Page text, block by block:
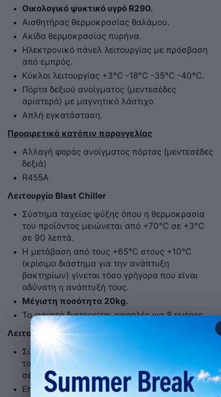
Οικολογικό ψυκτικό υγρό R290.
Αισθητήρας θερμοκρασίας θαλάμου.
Ακίδα θερμοκρασίας πυρήνα.
Ηλεκτρονικό πάνελ λειτουργίας με πρόσβαση
από εμπρός.
Κύκλοι λειτουργίας +3°C -18°C -35°C -40°C.
Πόρτα δεξιού ανοίγματος (μεντεσέδες
αριστερά) με μαγνητικό λάστιχο.
Απλή εγκατάσταση.
Προαιρετικά κατόπιν παραγγελίας
Αλλαγή φοράς ανοίγματος πόρτας (μεντεσέδες
δεξιά)
R455A
Λειτουργία Blast Chiller
Σύστημα ταχείας ψύξης όπου η θερμοκρασία
του προϊόντος μειώνεται από +70°C σε +3°C
σε 90 λεπτά.
Η μετάβαση από τους +65°C στους +10°C
(κρίσιμο διάστημα για την ανάπτυξη
βακτηρίων) γίνεται τόσο γρήγορα που είναι
αδύνατη η ανάπτυξή τους.
Μέγιστη ποσότητα 20kg.
Το φαγητό διατηρείται ασφαλές για 8 ημέρες.
Λειτουργία Shock Freezer
Σύστημα ταχείας ψύξης όπου η θερμοκρασία
του προϊόντος μειώνεται από +70°C σε -18°C
σε μέγιστο χρόνο 240 λεπτών.
Επιτυγχάνεται έτσι η παραγωγή